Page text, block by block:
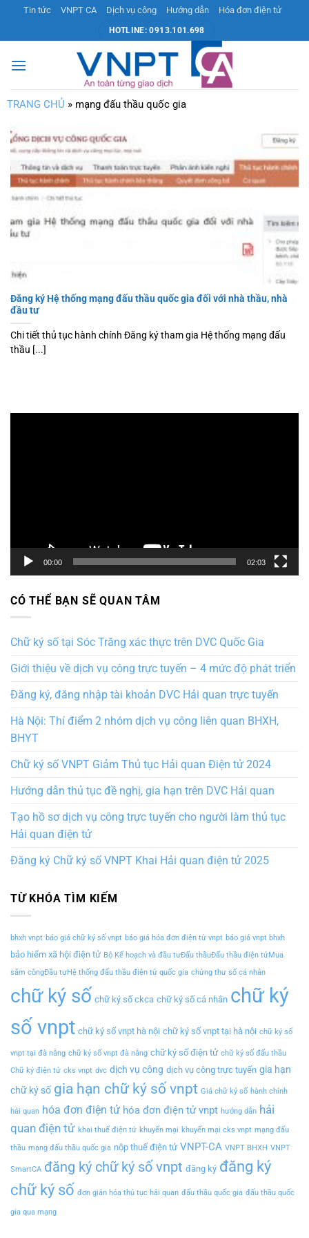
nội
dung
Tin tức VNPT CA Dịch vụ công Hướng dẫn Hóa đơn điện tử
HOTLINE: 0913.101.698
TRANG CHỦ » mạng đấu thầu quốc gia
Đăng ký Hệ thống mạng đấu thầu quốc gia đối với nhà thầu, nhà
đầu tư
Chi tiết thủ tục hành chính Đăng ký tham gia Hệ thống mạng đấu
thầu [...]
00:00 02:03
CÓ THỂ BẠN SẼ QUAN TÂM
Chữ ký số tại Sóc Trăng xác thực trên DVC Quốc Gia
Giới thiệu về dịch vụ công trực tuyến – 4 mức độ phát triển
Đăng ký, đăng nhập tài khoản DVC Hải quan trực tuyến
Hà Nội: Thí điểm 2 nhóm dịch vụ công liên quan BHXH,
BHYT
Chữ ký số VNPT Giảm Thủ tục Hải quan Điện tử 2024
Hướng dẫn thủ tục đề nghị, gia hạn trên DVC Hải quan
Tạo hồ sơ dịch vụ công trực tuyến cho người làm thủ tục
Hải quan điện tử
Đăng ký Chữ ký số VNPT Khai Hải quan điện tử 2025
TỪ KHÓA TÌM KIẾM
bhxh vnpt báo giá chữ ký số vnpt báo giá hóa đơn điện tử vnpt báo giá vnpt bhxh
bảo hiểm xã hội điện tử Bộ Kế hoạch và đầu tưĐấu thầuĐấu thầu điện tửMua
sắm côngĐầu tưHệ thống đấu thầu điện tử quốc gia chứng thư số cá nhân
chữ ký số chữ ký số ckca chữ ký số cá nhân chữ ký
số vnpt chữ ký số vnpt hà nội chữ ký số vnpt tại hà nội chữ ký số
vnpt tại đà nẵng chữ ký số vnpt đà nẵng chữ ký số điện tử chữ ký số đấu thầu
Chữ ký điện tử cks vnpt dvc dịch vụ công dịch vụ công trực tuyến gia hạn
chữ ký số gia hạn chữ ký số vnpt Giá chữ ký số hành chính
hải quan hóa đơn điện tử hóa đơn điện tử vnpt hướng dẫn hải
quan điện tử khai thuế điện tử khuyến mại khuyến mại cks vnpt mạng đấu
thầu mạng đấu thầu quốc gia nộp thuế điện tử VNPT-CA VNPT BHXH VNPT
SmartCA đăng ký chữ ký số vnpt đăng ký đăng ký
chữ ký số đơn giản hóa thủ tục hải quan đấu thầu quốc gia đấu thầu quốc
gia qua mạng